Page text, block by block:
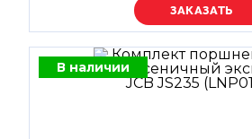
Уточняйте цену
В наличии